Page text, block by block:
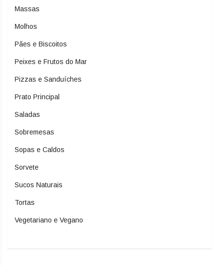
Massas
Molhos
Pães e Biscoitos
Peixes e Frutos do Mar
Pizzas e Sanduíches
Prato Principal
Saladas
Sobremesas
Sopas e Caldos
Sorvete
Sucos Naturais
Tortas
Vegetariano e Vegano